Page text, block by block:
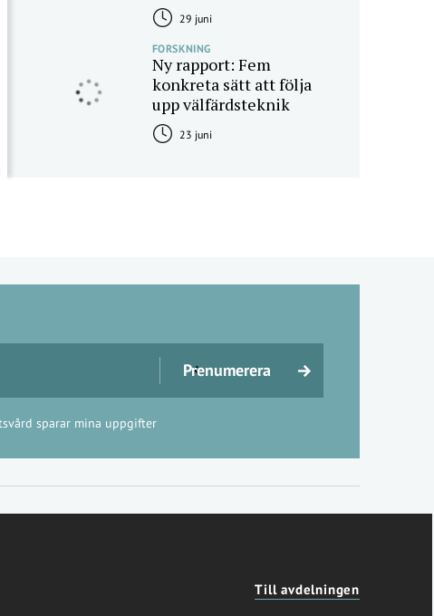
29 juni
FORSKNING
Ny rapport: Fem
konkreta sätt att följa
upp välfärdsteknik
23 juni
sparar mina uppgifter
Till avdelningen